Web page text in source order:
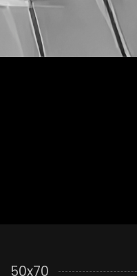
50x70